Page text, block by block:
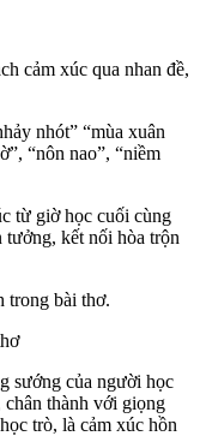
cảm xúc qua nhan đề,
nhót” “mùa xuân
“nôn nao”, “niềm
từ giờ học cuối cùng
tưởng, kết nối hòa trộn
trong bài thơ.
sướng của người học
thành với giọng
trò, là cảm xúc hồn